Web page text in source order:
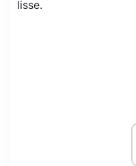
lisse.